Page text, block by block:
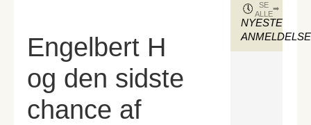
Engelbert H
og den sidste
chance af
NYESTE
SE
ALLE